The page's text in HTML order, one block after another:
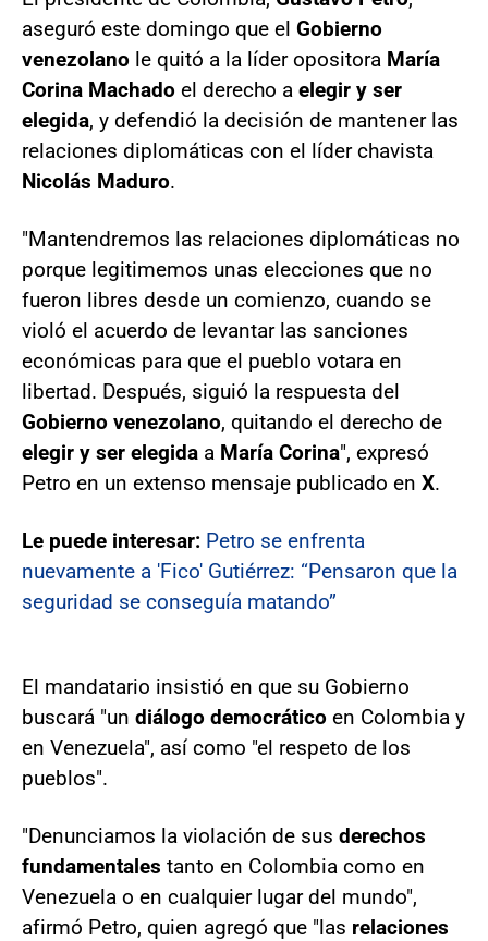
aseguró este domingo que el Gobierno
venezolano le quitó a la líder opositora María
Corina Machado el derecho a elegir y ser
elegida, y defendió la decisión de mantener las
relaciones diplomáticas con el líder chavista
Nicolás Maduro.
"Mantendremos las relaciones diplomáticas no
porque legitimemos unas elecciones que no
fueron libres desde un comienzo, cuando se
violó el acuerdo de levantar las sanciones
económicas para que el pueblo votara en
libertad. Después, siguió la respuesta del
Gobierno venezolano, quitando el derecho de
elegir y ser elegida a María Corina", expresó
Petro en un extenso mensaje publicado en X.
Le puede interesar: Petro se enfrenta
nuevamente a 'Fico' Gutiérrez: “Pensaron que la
seguridad se conseguía matando”
El mandatario insistió en que su Gobierno
buscará "un diálogo democrático en Colombia y
en Venezuela", así como "el respeto de los
pueblos".
"Denunciamos la violación de sus derechos
fundamentales tanto en Colombia como en
Venezuela o en cualquier lugar del mundo",
afirmó Petro, quien agregó que "las relaciones